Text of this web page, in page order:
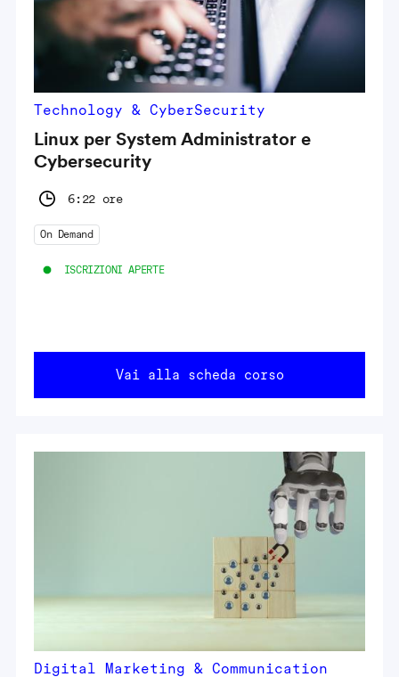
Technology & CyberSecurity
Linux per System Administrator e
Cybersecurity
6:22 ore
On Demand
ISCRIZIONI APERTE
Vai alla scheda corso
Digital Marketing & Communication